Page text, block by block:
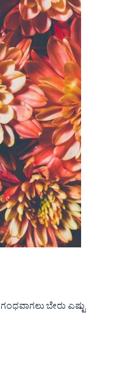
ಬೇರು ಎಷ್ಟು